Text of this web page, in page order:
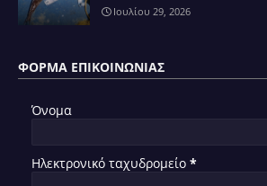
Ιουλίου 29, 2026
ΦΌΡΜΑ ΕΠΙΚΟΙΝΩΝΊΑΣ
Όνομα
Ηλεκτρονικό ταχυδρομείο *